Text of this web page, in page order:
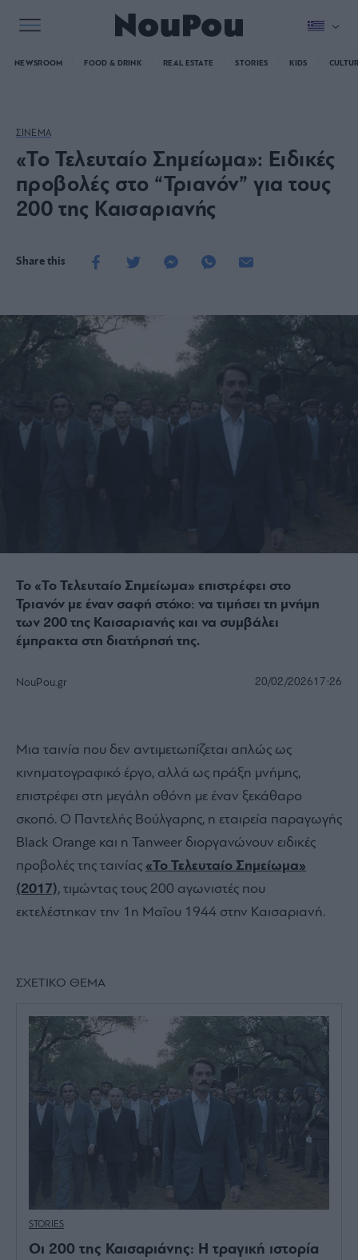
NEWSROOM FOOD & DRINK REAL ESTATE STORIES KIDS
ΣΙΝΕΜΑ
«Το Τελευταίο Σημείωμα»: Ειδικές
προβολές στο “Τριανόν” για τους
200 της Καισαριανής
Share this
Το «Το Τελευταίο Σημείωμα» επιστρέφει στο
Τριανόν με έναν σαφή στόχο: να τιμήσει τη μνήμη
των 200 της Καισαριανής και να συμβάλει
έμπρακτα στη διατήρησή της.
NouPou.gr 20/02/202617:26
Μια ταινία που δεν αντιμετωπίζεται απλώς ως
κινηματογραφικό έργο, αλλά ως πράξη μνήμης,
επιστρέφει στη μεγάλη οθόνη με έναν ξεκάθαρο
σκοπό. Ο Παντελής Βούλγαρης, η εταιρεία παραγωγής
Black Orange και η Tanweer διοργανώνουν ειδικές
προβολές της ταινίας «Το Τελευταίο Σημείωμα»
(2017), τιμώντας τους 200 αγωνιστές που
εκτελέστηκαν την 1η Μαΐου 1944 στην Καισαριανή.
ΣΧΕΤΙΚΟ ΘΕΜΑ
STORIES
Οι 200 της Καισαριάνης: Η τραγική ιστορία